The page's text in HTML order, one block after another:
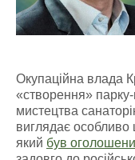
Окупаційна влада
«створення»
мистецтва
виглядає особливо
який був